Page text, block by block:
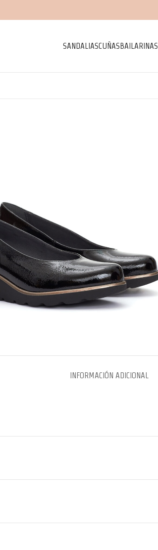
SANDALIASCUÑAS BAILARINAS
INFORMACIÓN ADICIONAL